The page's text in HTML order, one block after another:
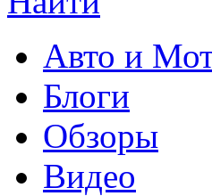
Авто и
Блоги
Обзоры
Видео